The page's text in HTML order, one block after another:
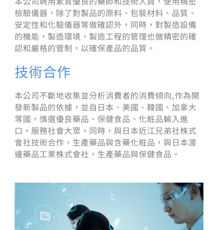
檢驗儀器，除了對製品的原料、包裝材料、品質、
安定性和化驗儀器等做確認外，同時，對製造設備
的機能，製造環境，製造工程的管理也做精密的確
認和嚴格的管制，以確保產品的品質。
技術合作
本公司不斷地收集並分析消費者的消費傾向,作為開
發新製品的依據，並自日本、美國、韓國、加拿大
等國，慎選優良藥品、保健食品、化粧品輸入進
口，服務社會大眾。同時，與日本近江兄弟社株式
會社技術合作，生產藥品與含藥化粧品，與日本渡
邊藥品工業株式會社，生產藥品與保健食品。